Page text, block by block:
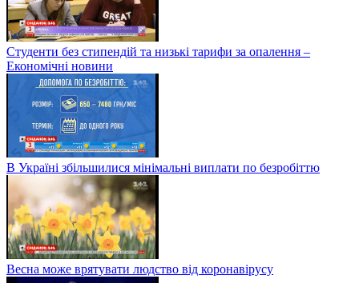
Студенти без стипендій та низькі тарифи за опалення –
Економічні новини
В Україні збільшилися мінімальні виплати по безробіттю
Весна може врятувати людство від коронавірусу